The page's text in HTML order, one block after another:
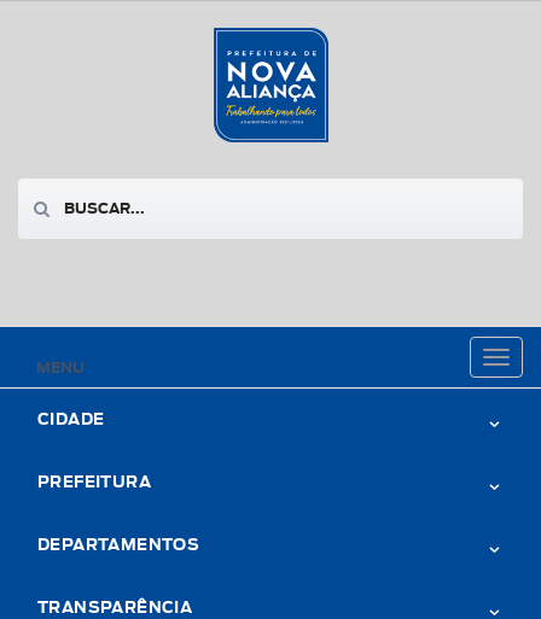
MENU
Toggle
CIDADE
PREFEITURA
DEPARTAMENTOS
TRANSPARÊNCIA